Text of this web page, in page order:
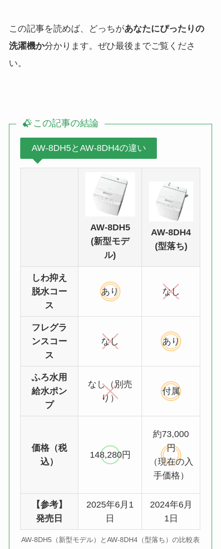
この記事を読めば、どっちがあなたにぴったりの
洗濯機か分かります。ぜひ最後までご覧くださ
い。
この記事の結論
AW-8DH5とAW-8DH4の違い
AW-8DH5
(新型モデ
ル)
AW-8DH4
(型落ち)
しわ抑え
脱水コー
ス
あり なし
フレグラ
ンスコー
ス
なし あり
ふろ水用
給水ポン
プ
なし（別売
り）
付属
価格（税
込）
148,280円
約73,000
円
（現在の入
手価格）
【参考】
発売日
2025年6月1
日
2024年6月
1日
AW-8DH5（新型モデル）とAW-8DH4（型落ち）の比較表